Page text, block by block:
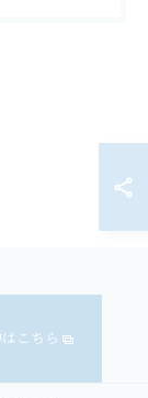
こちら